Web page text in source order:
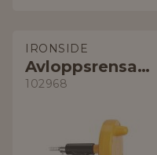
IRONSIDE
Avloppsrensare
102968